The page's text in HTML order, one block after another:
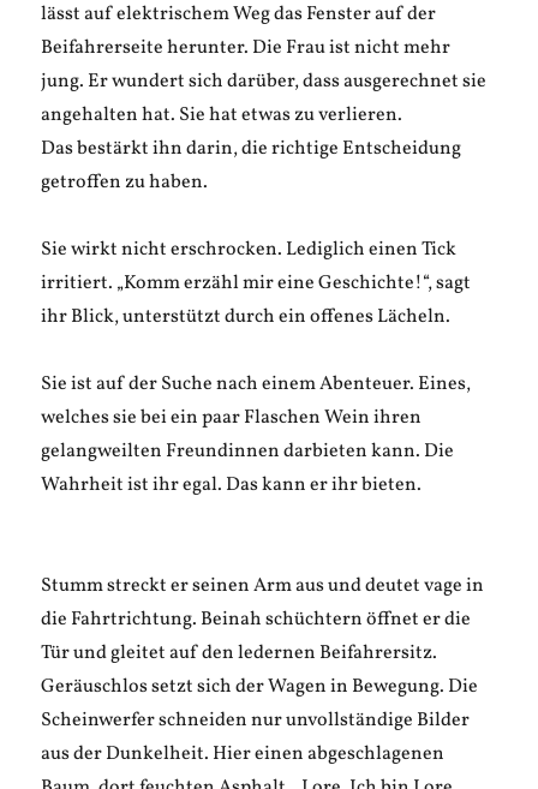
lässt auf elektrischem Weg das Fenster auf der
Beifahrerseite herunter. Die Frau ist nicht mehr
jung. Er wundert sich darüber, dass ausgerechnet sie
angehalten hat. Sie hat etwas zu verlieren.
Das bestärkt ihn darin, die richtige Entscheidung
getroffen zu haben.
Sie wirkt nicht erschrocken. Lediglich einen Tick
irritiert. „Komm erzähl mir eine Geschichte!“, sagt
ihr Blick, unterstützt durch ein offenes Lächeln.
Sie ist auf der Suche nach einem Abenteuer. Eines,
welches sie bei ein paar Flaschen Wein ihren
gelangweilten Freundinnen darbieten kann. Die
Wahrheit ist ihr egal. Das kann er ihr bieten.
Stumm streckt er seinen Arm aus und deutet vage in
die Fahrtrichtung. Beinah schüchtern öffnet er die
Tür und gleitet auf den ledernen Beifahrersitz.
Geräuschlos setzt sich der Wagen in Bewegung. Die
Scheinwerfer schneiden nur unvollständige Bilder
aus der Dunkelheit. Hier einen abgeschlagenen